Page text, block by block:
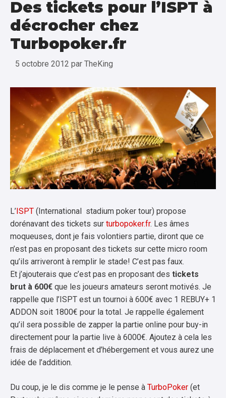
Des tickets pour l’ISPT à
décrocher chez
Turbopoker.fr
5 octobre 2012 par TheKing
L’ISPT (International stadium poker tour) propose
dorénavant des tickets sur turbopoker.fr. Les âmes
moqueuses, dont je fais volontiers partie, diront que ce
n’est pas en proposant des tickets sur cette micro room
qu’ils arriveront à remplir le stade! C’est pas faux.
Et j’ajouterais que c’est pas en proposant des tickets
brut à 600€ que les joueurs amateurs seront motivés. Je
rappelle que l’ISPT est un tournoi à 600€ avec 1 REBUY+ 1
ADDON soit 1800€ pour la total. Je rappelle également
qu’il sera possible de zapper la partie online pour buy-in
directement pour la partie live à 6000€. Ajoutez à cela les
frais de déplacement et d’hébergement et vous aurez une
idée de l’addition.
Du coup, je le dis comme je le pense à TurboPoker (et